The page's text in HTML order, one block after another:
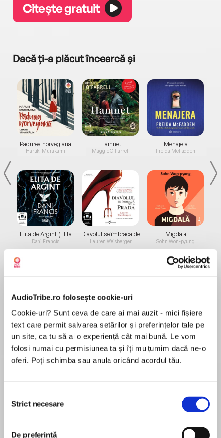
AudioTribe.ro folosește cookie-uri
Cookie-uri? Sunt ceva de care ai mai auzit - mici fișiere
text care permit salvarea setărilor și preferințelor tale pe
un site, ca tu să ai o experiență cât mai bună. Le vom
folosi numai cu permisiunea ta și îți mulțumim dacă ne-o
oferi. Poți schimba sau anula oricând acordul tău.
consimțământului
Strict necesare
De preferință
Citește gratuit
Dacă ți-a plăcut încearcă și
Pădurea norvegiană
Haruki Murakami
Elita de Argint (Elita
de...
Dani Francis
Hamnet
Maggie O'Farrell
Diavolul se îmbracă de
la...
Lauren Weisberger
Menajera
Freida McFadden
Migdală
Sohn Won-pyung
Desprecarte
Comunicarea defectuoasă se referă la orice
problemă pe care nu știm cum să o abordăm,
de la a solicita o mărire de salariu până la a-i
cere vecinului să-și potolească într-un fel
câinele care latră întruna. Pentru soluționarea
interlocutorul, să adresăm întrebările potrivite
pentru a-i aflfla intențiile și să cartografiem
ne confruntăm.
pentru această carte